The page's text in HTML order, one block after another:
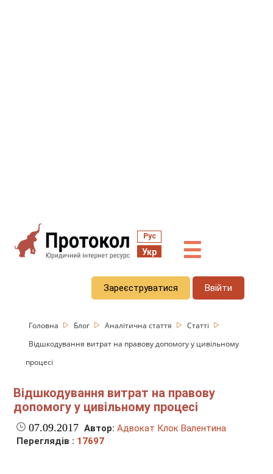
Рус
Укр ☰
Зареєструватися Ввійти
Головна Блог Аналітична стаття
Статті
Відшкодування витрат на правову допомогу у цивільному
процесі
Відшкодування витрат на правову
допомогу у цивільному процесі
07.09.2017 Автор: Адвокат Клок Валентина
Переглядів : 17697